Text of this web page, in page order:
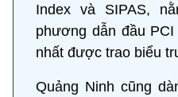
Index và SIPAS,
phương dẫn đầu
nhất được trao biểu
Quảng Ninh cũng